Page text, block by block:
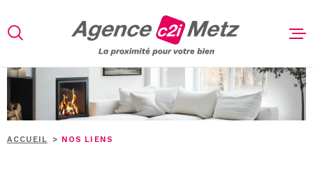
la
au
menu
au
contenu
LOUER
VENDRE
ACCUEIL NOS LIENS